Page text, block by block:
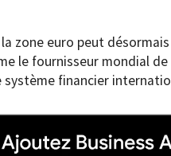
zone euro peut
le fournisseur mondial de
financier